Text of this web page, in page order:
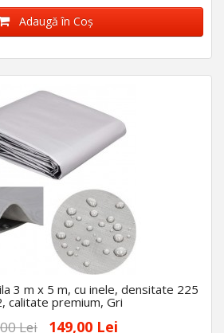
Adaugă în Coş
3 m x 5 m, cu inele, densitate 225
calitate premium, Gri
Lei 149,00 Lei